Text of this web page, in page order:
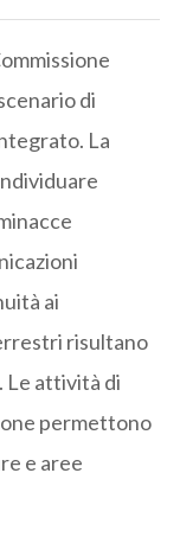
di
La
ai
risultano
Le attività di
permettono
e aree